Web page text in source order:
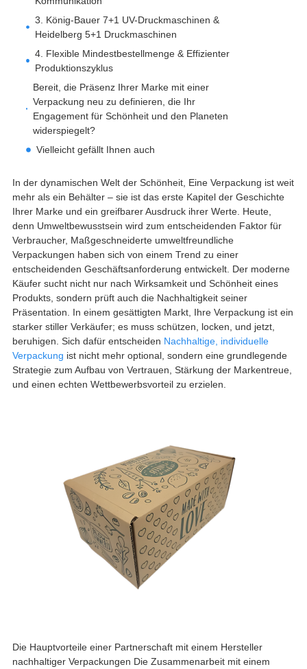
3. König-Bauer 7+1 UV-Druckmaschinen &
Heidelberg 5+1 Druckmaschinen
4. Flexible Mindestbestellmenge & Effizienter
Produktionszyklus
Bereit, die Präsenz Ihrer Marke mit einer
Verpackung neu zu definieren, die Ihr
Engagement für Schönheit und den Planeten
widerspiegelt?
Vielleicht gefällt Ihnen auch
In der dynamischen Welt der Schönheit, Eine Verpackung ist weit
mehr als ein Behälter – sie ist das erste Kapitel der Geschichte
Ihrer Marke und ein greifbarer Ausdruck ihrer Werte. Heute,
denn Umweltbewusstsein wird zum entscheidenden Faktor für
Verbraucher, Maßgeschneiderte umweltfreundliche
Verpackungen haben sich von einem Trend zu einer
entscheidenden Geschäftsanforderung entwickelt. Der moderne
Käufer sucht nicht nur nach Wirksamkeit und Schönheit eines
Produkts, sondern prüft auch die Nachhaltigkeit seiner
Präsentation. In einem gesättigten Markt, Ihre Verpackung ist ein
starker stiller Verkäufer; es muss schützen, locken, und jetzt,
beruhigen. Sich dafür entscheiden Nachhaltige, individuelle
Verpackung ist nicht mehr optional, sondern eine grundlegende
Strategie zum Aufbau von Vertrauen, Stärkung der Markentreue,
und einen echten Wettbewerbsvorteil zu erzielen.
Die Hauptvorteile einer Partnerschaft mit einem Hersteller
nachhaltiger Verpackungen Die Zusammenarbeit mit einem